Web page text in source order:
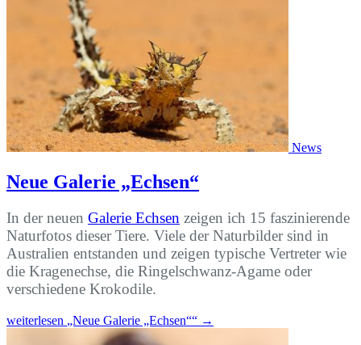
News
Neue Galerie „Echsen“
In der neuen Galerie Echsen zeigen ich 15 faszinierende
Naturfotos dieser Tiere. Viele der Naturbilder sind in
Australien entstanden und zeigen typische Vertreter wie
die Kragenechse, die Ringelschwanz-Agame oder
verschiedene Krokodile.
weiterlesen „Neue Galerie „Echsen““ →